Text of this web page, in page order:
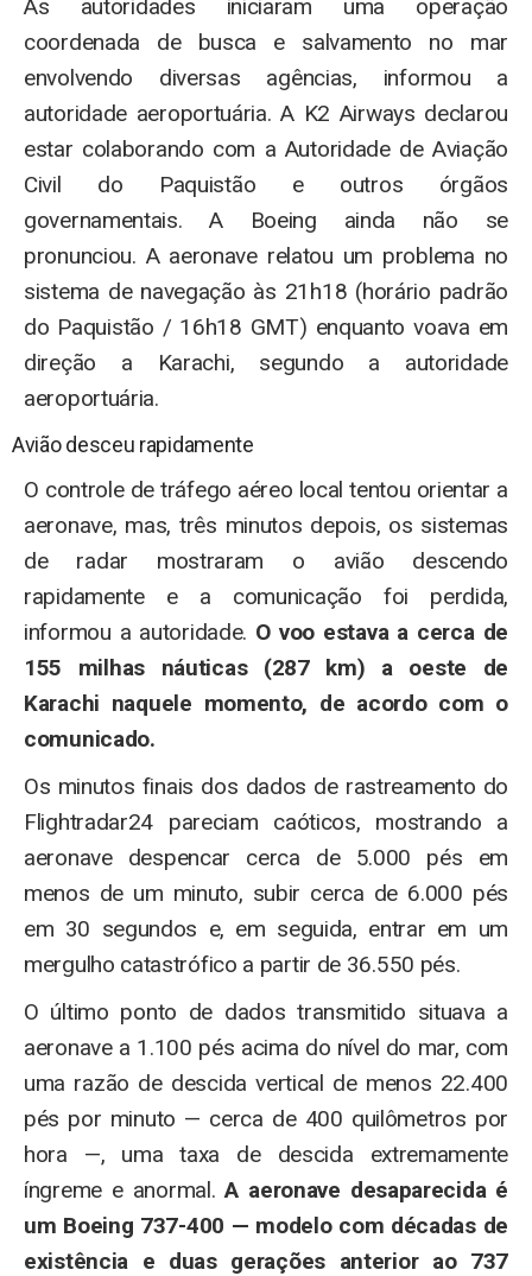
As autoridades iniciaram uma operação
coordenada de busca e salvamento no mar
envolvendo diversas agências, informou a
autoridade aeroportuária. A K2 Airways declarou
estar colaborando com a Autoridade de Aviação
Civil do Paquistão e outros órgãos
governamentais. A Boeing ainda não se
pronunciou. A aeronave relatou um problema no
sistema de navegação às 21h18 (horário padrão
do Paquistão / 16h18 GMT) enquanto voava em
direção a Karachi, segundo a autoridade
aeroportuária.
Avião desceu rapidamente
O controle de tráfego aéreo local tentou orientar a
aeronave, mas, três minutos depois, os sistemas
de radar mostraram o avião descendo
rapidamente e a comunicação foi perdida,
informou a autoridade. O voo estava a cerca de
155 milhas náuticas (287 km) a oeste de
Karachi naquele momento, de acordo com o
comunicado.
Os minutos finais dos dados de rastreamento do
Flightradar24 pareciam caóticos, mostrando a
aeronave despencar cerca de 5.000 pés em
menos de um minuto, subir cerca de 6.000 pés
em 30 segundos e, em seguida, entrar em um
mergulho catastrófico a partir de 36.550 pés.
O último ponto de dados transmitido situava a
aeronave a 1.100 pés acima do nível do mar, com
uma razão de descida vertical de menos 22.400
pés por minuto — cerca de 400 quilômetros por
hora —, uma taxa de descida extremamente
íngreme e anormal.A aeronave desaparecida é
um Boeing 737-400 — modelo com décadas de
existência e duas gerações anterior ao 737